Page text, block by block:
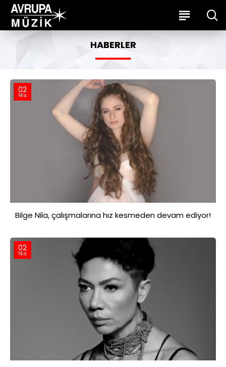
HABERLER
02
Nis
Bilge Nila, çalışmalarına hız kesmeden devam ediyor!
02
Nis